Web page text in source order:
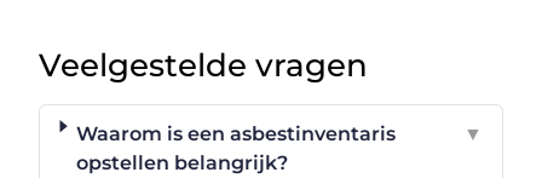
Veelgestelde vragen
Waarom is een asbestinventaris
opstellen belangrijk?
▼